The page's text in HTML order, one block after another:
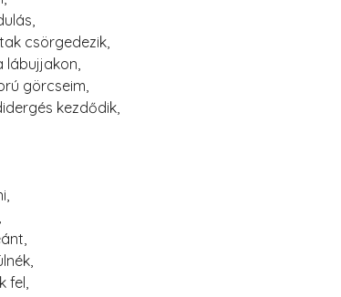
csörgedezik,
lábujjakon,
görcseim,
kezdődik,
fel,